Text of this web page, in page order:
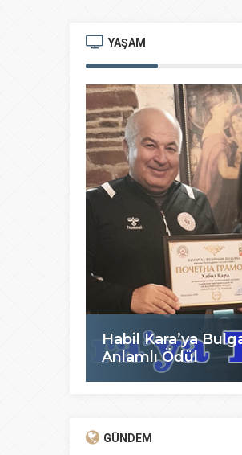
YAŞAM
Habil Kara’ya
Anlamlı Ödül
GÜNDEM